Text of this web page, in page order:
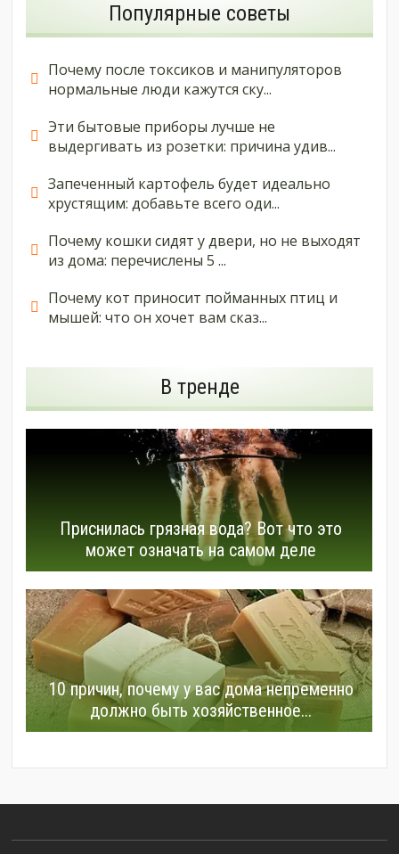
Популярные советы
Почему после токсиков и манипуляторов
нормальные люди кажутся ску...
Эти бытовые приборы лучше не
выдергивать из розетки: причина удив...
Запеченный картофель будет идеально
хрустящим: добавьте всего оди...
Почему кошки сидят у двери, но не выходят
из дома: перечислены 5 ...
Почему кот приносит пойманных птиц и
мышей: что он хочет вам сказ...
В тренде
Приснилась грязная вода? Вот что это
может означать на самом деле
10 причин, почему у вас дома непременно
должно быть хозяйственное...